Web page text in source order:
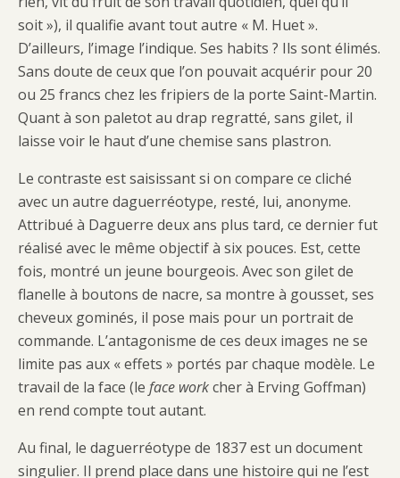
soit»), il qualifie avant tout autre « M. Huet ».
D’ailleurs, l’image l’indique. Ses habits ? Ils sont élimés.
Sans doute de ceux que l’on pouvait acquérir pour 20
ou 25 francs chez les fripiers de la porte Saint-Martin.
Quant à son paletot au drap regratté, sans gilet, il
laisse voir le haut d’une chemise sans plastron.
Le contraste est saisissant si on compare ce cliché
avec un autre daguerréotype, resté, lui, anonyme.
Attribué à Daguerre deux ans plus tard, ce dernier fut
réalisé avec le même objectif à six pouces. Est, cette
fois, montré un jeune bourgeois. Avec son gilet de
flanelle à boutons de nacre, sa montre à gousset, ses
cheveux gominés, il pose mais pour un portrait de
commande. L’antagonisme de ces deux images ne se
limite pas aux « effets » portés par chaque modèle. Le
travail de la face (le face workcher à Erving Goffman)
en rend compte tout autant.
Au final, le daguerréotype de 1837 est un document
singulier. Il prend place dans une histoire qui ne l’est